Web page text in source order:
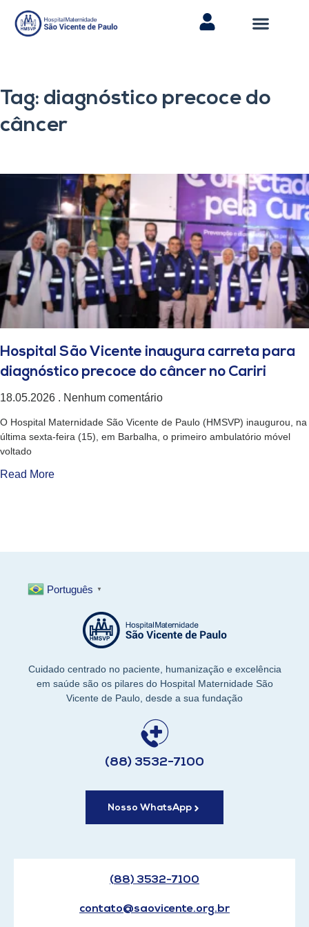
Tag: diagnóstico precoce do
câncer
Hospital São Vicente inaugura carreta para
diagnóstico precoce do câncer no Cariri
18.05.2026 Nenhum comentário
O Hospital Maternidade São Vicente de Paulo (HMSVP) inaugurou, na
última sexta-feira (15), em Barbalha, o primeiro ambulatório móvel
voltado
Read More
Português ▼
Cuidado centrado no paciente, humanização e excelência
em saúde são os pilares do Hospital Maternidade São
Vicente de Paulo, desde a sua fundação
(88) 3532-7100
Nosso WhatsApp
(88) 3532-7100
contato@saovicente.org.br